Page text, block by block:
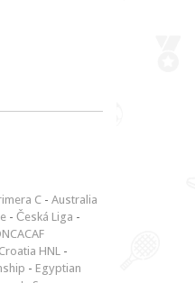
C - Australia
- Česká Liga -
Croatia HNL -
- Egyptian